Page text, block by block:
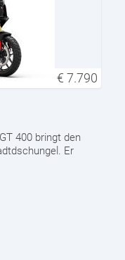
€ 7.790
400 bringt den
Er